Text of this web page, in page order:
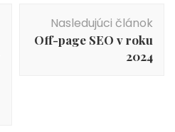
Nasledujúci článok
Off-page SEO v roku
2024